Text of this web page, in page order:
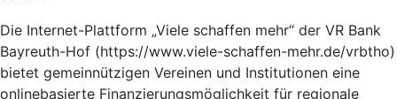
Die Internet-Plattform „Viele schaffen mehr“ der VR Bank
Bayreuth-Hof (https://www.viele-schaffen-mehr.de/vrbtho)
bietet gemeinnützigen Vereinen und Institutionen eine
onlinebasierte Finanzierungsmöglichkeit für regionale